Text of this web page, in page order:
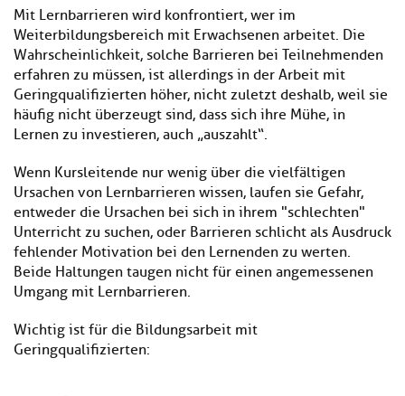
Mit Lernbarrieren wird konfrontiert, wer im
Weiterbildungsbereich mit Erwachsenen arbeitet. Die
Wahrscheinlichkeit, solche Barrieren bei Teilnehmenden
erfahren zu müssen, ist allerdings in der Arbeit mit
Geringqualifizierten höher, nicht zuletzt deshalb, weil sie
häufig nicht überzeugt sind, dass sich ihre Mühe, in
Lernen zu investieren, auch „auszahlt“.
Wenn Kursleitende nur wenig über die vielfältigen
Ursachen von Lernbarrieren wissen, laufen sie Gefahr,
entweder die Ursachen bei sich in ihrem "schlechten"
Unterricht zu suchen, oder Barrieren schlicht als Ausdruck
fehlender Motivation bei den Lernenden zu werten.
Beide Haltungen taugen nicht für einen angemessenen
Umgang mit Lernbarrieren.
Wichtig ist für die Bildungsarbeit mit
Geringqualifizierten: